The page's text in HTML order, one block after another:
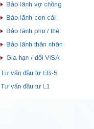
Bảo lãnh vợ chồng
Bảo lãnh con cái
Bảo lãnh phu / thê
Bảo lãnh thân nhân
Gia hạn / đổi VISA
Tư vấn đầu tư EB-5
Tư vấn đầu tư L1